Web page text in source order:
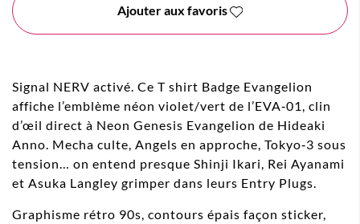
Ajouter aux favoris
Signal NERV activé. Ce T shirt Badge Evangelion
affiche l’emblème néon violet/vert de l’EVA‑01, clin
d’œil direct à Neon Genesis Evangelion de Hideaki
Anno. Mecha culte, Angels en approche, Tokyo‑3 sous
tension… on entend presque Shinji Ikari, Rei Ayanami
et Asuka Langley grimper dans leurs Entry Plugs.
Graphisme rétro 90s, contours épais façon sticker,